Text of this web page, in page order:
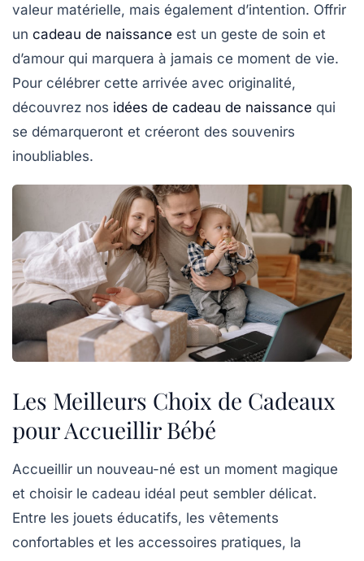
valeur matérielle, mais également d’intention. Offrir
un cadeau de naissance est un geste de soin et
d’amour qui marquera à jamais ce moment de vie.
Pour célébrer cette arrivée avec originalité,
découvrez nos idées de cadeau de naissance qui
se démarqueront et créeront des souvenirs
inoubliables.
Les Meilleurs Choix de Cadeaux
pour Accueillir Bébé
Accueillir un nouveau-né est un moment magique
et choisir le cadeau idéal peut sembler délicat.
Entre les jouets éducatifs, les vêtements
confortables et les accessoires pratiques, la